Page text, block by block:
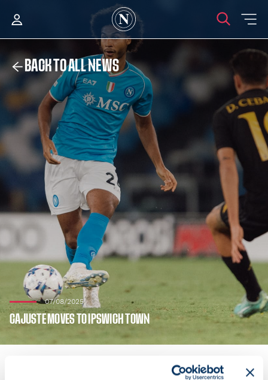
BACK TO ALL NEWS
07/08/2025
CAJUSTE MOVES TO IPSWICH TOWN